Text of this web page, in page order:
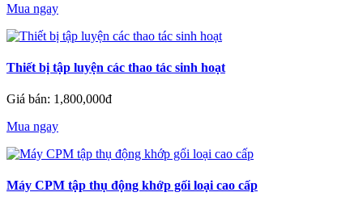
Mua ngay
Thiết bị tập luyện các thao tác sinh hoạt
Giá bán: 1,800,000đ
Mua ngay
Máy CPM tập thụ động khớp gối loại cao cấp